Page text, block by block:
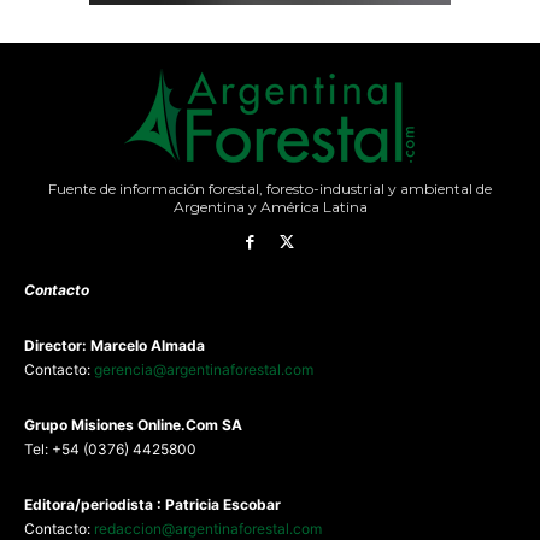
Fuente de información forestal, foresto-industrial y ambiental de
Argentina y América Latina
Contacto
Director: Marcelo Almada
Contacto: gerencia@argentinaforestal.com
Grupo Misiones Online.Com SA
Tel: +54 (0376) 4425800
Editora/periodista : Patricia Escobar
Contacto: redaccion@argentinaforestal.com